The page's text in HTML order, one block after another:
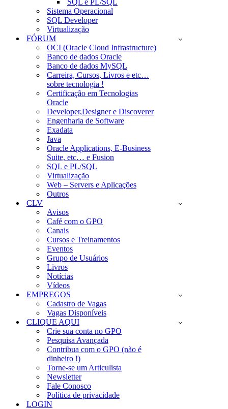
SQL e PL/SQL
Sistema Operacional
SQL Developer
Virtualização
FÓRUM
OCI (Oracle Cloud Infrastructure)
Banco de dados Oracle
Banco de dados MySQL
Carreira, Cursos, Livros e etc…
sobre tecnologia !
Certificação em Tecnologias
Oracle
Developer,Designer e Discoverer
Engenharia de Software
Exadata
Java
Oracle Applications, E-Business
Suite, etc… e Fusion
SQL e PL/SQL
Virtualização
Web – Servers e Aplicações
Outros
CLV
Avisos
Café com o GPO
Canais
Cursos e Treinamentos
Eventos
Grupo de Usuários
Livros
Notícias
Vídeos
EMPREGOS
Cadastro de Vagas
Vagas Disponíveis
CLIQUE AQUI
Crie sua conta no GPO
Pesquisa Avançada
Contribua com o GPO (não é
dinheiro !)
Torne-se um Articulista
Newsletter
Fale Conosco
Política de privacidade
LOGIN